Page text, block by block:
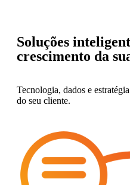
Soluções
crescimento da
Tecnologia, dados e
do seu cliente.